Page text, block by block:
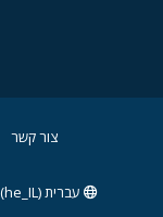
צור קשר
עברית (he_IL)